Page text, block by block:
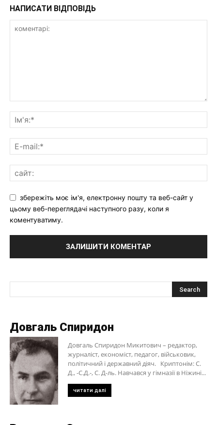
НАПИСАТИ ВІДПОВІДЬ
збережіть моє ім'я, електронну пошту та веб-сайт у
цьому веб-переглядачі наступного разу, коли я
коментуватиму.
Довгаль Спиридон
Довгаль Спиридон Микитович – редактор,
журналіст, економіст, педагог, військовик,
політичний і державний діяч. Криптонім: С.
Д., -С.Д.-, С. Д-ль. Навчався у гімназії в Ніжині...
читати далі